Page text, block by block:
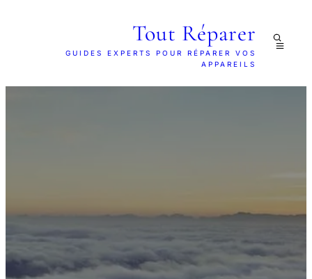
Tout Réparer
GUIDES EXPERTS POUR RÉPARER VOS
APPAREILS